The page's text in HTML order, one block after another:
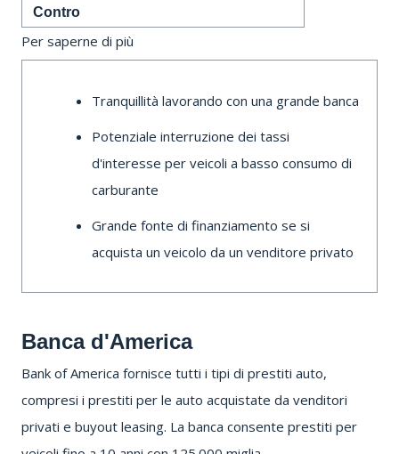
Contro
Per saperne di più
Tranquillità lavorando con una grande banca
Potenziale interruzione dei tassi
d'interesse per veicoli a basso consumo di
carburante
Grande fonte di finanziamento se si
acquista un veicolo da un venditore privato
Banca d'America
Bank of America fornisce tutti i tipi di prestiti auto,
compresi i prestiti per le auto acquistate da venditori
privati ​​e buyout leasing. La banca consente prestiti per